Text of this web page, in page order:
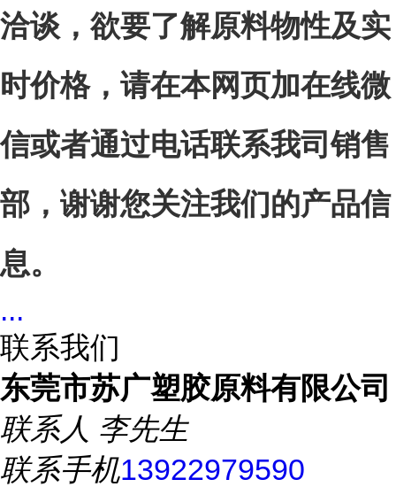
洽谈，欲要了解原料物性及实
时价格，请在本网页加在线微
信或者通过电话联系我司销售
部，谢谢您关注我们的产品信
息。
...
联系我们
东莞市苏广塑胶原料有限公司
联系人 李先生
联系手机13922979590